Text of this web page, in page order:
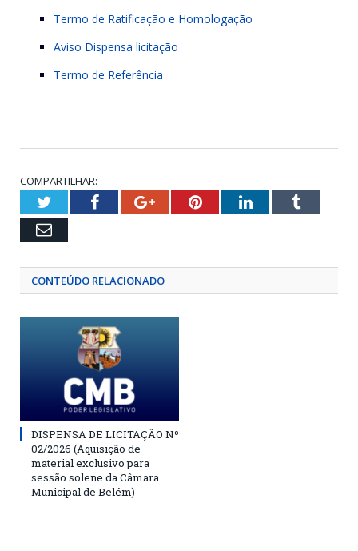
Termo de Ratificação e Homologação
Aviso Dispensa licitação
Termo de Referência
COMPARTILHAR:
TwitterFacebookGoogle+PinterestLinkedInTumblr
Email
CONTEÚDO RELACIONADO
DISPENSA DE LICITAÇÃO Nº
02/2026 (Aquisição de
material exclusivo para
sessão solene da Câmara
Municipal de Belém)